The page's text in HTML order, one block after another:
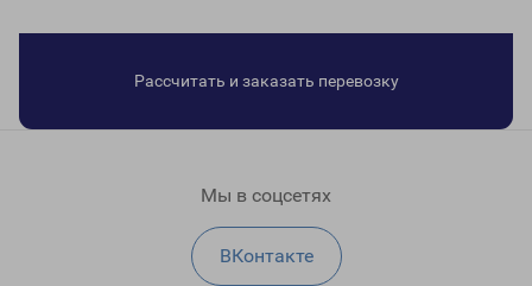
Рассчитать и заказать перевозку
Мы в соцсетях
ВКонтакте